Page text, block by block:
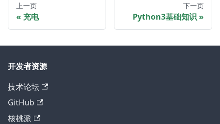
上一页
充电
下一页
Python3基础知识
开发者资源
技术论坛
GitHub
核桃派